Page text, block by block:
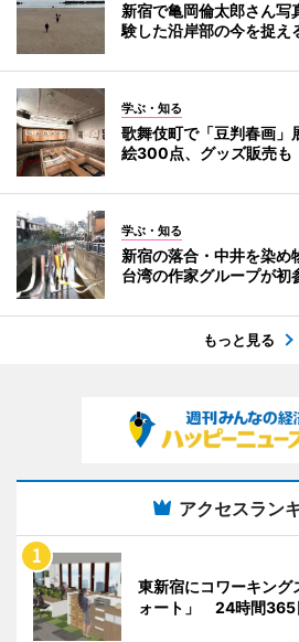
新宿で亀岡倫太郎さん
験した沿岸部の今を捉え
学ぶ・知る
歌舞伎町で「豆判春画
絵300点、グッズ販売も
学ぶ・知る
新宿の落合・中井を染
台湾の作家グループが初
もっと見る
アクセスラン
東新宿にコワーキング
ォート」 24時間365